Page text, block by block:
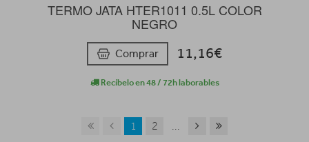
TERMO JATA HTER1011 0.5L COLOR
NEGRO
Comprar 11,16€
Recíbelo en 48 / 72h laborables
1 2 ...